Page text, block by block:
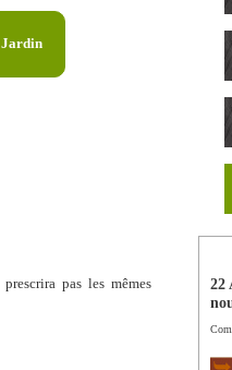
pas les mêmes
22